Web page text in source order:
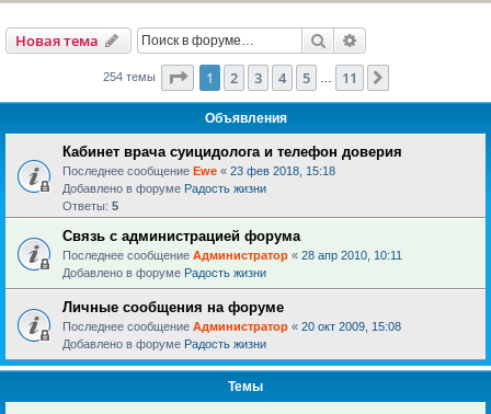
Новая тема Поиск
254 темы Страница из 11
1 2 3 4 5 11
Объявления
Кабинет врача суицидолога и телефон доверия
Последнее сообщение Ewe « 23 фев 2018, 15:18
Добавлено в форуме Радость жизни
Ответы: 5
Связь с администрацией форума
Последнее сообщение Администратор « 28 апр 2010, 10:11
Добавлено в форуме Радость жизни
Личные сообщения на форуме
Последнее сообщение Администратор « 20 окт 2009, 15:08
Добавлено в форуме Радость жизни
Темы